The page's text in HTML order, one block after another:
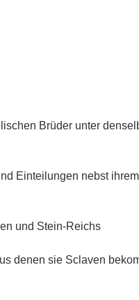
Brüder unter
Einteilungen nebst
und Stein-Reichs
denen sie Sclaven